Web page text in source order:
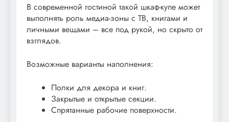
В современной гостиной такой шкаф-купе может
выполнять роль медиа-зоны с ТВ, книгами и
личными вещами – все под рукой, но скрыто от
взглядов.
Возможные варианты наполнения:
Полки для декора и книг.
Закрытые и открытые секции.
Спрятанные рабочие поверхности.